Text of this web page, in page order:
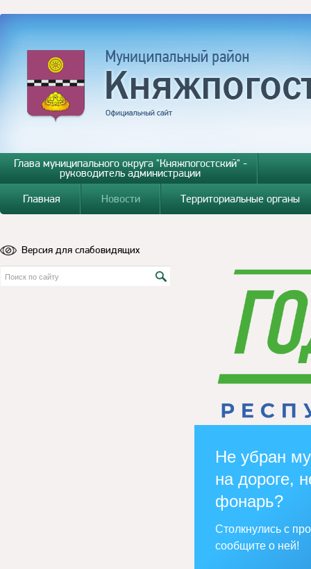
Глава муниципального округа "Княжпогостский" -
руководитель администрации
Главная
Новости Территориальные органы
Версия для слабовидящих
Не убран
на дороге,
фонарь?
Столкнулись с
сообщите о ней!